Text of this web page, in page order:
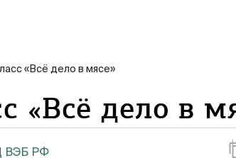
«Всё дело в мясе»
«Всё дело в
ВЭБ РФ